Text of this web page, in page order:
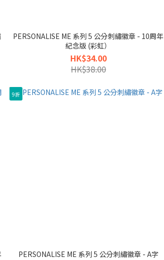
PERSONALISE ME 系列 5 公分刺繡徽章 - 10周年
紀念版 (彩虹）
HK$34.00
HK$38.00
9折
PERSONALISE ME 系列 5 公分刺繡徽章 - A字